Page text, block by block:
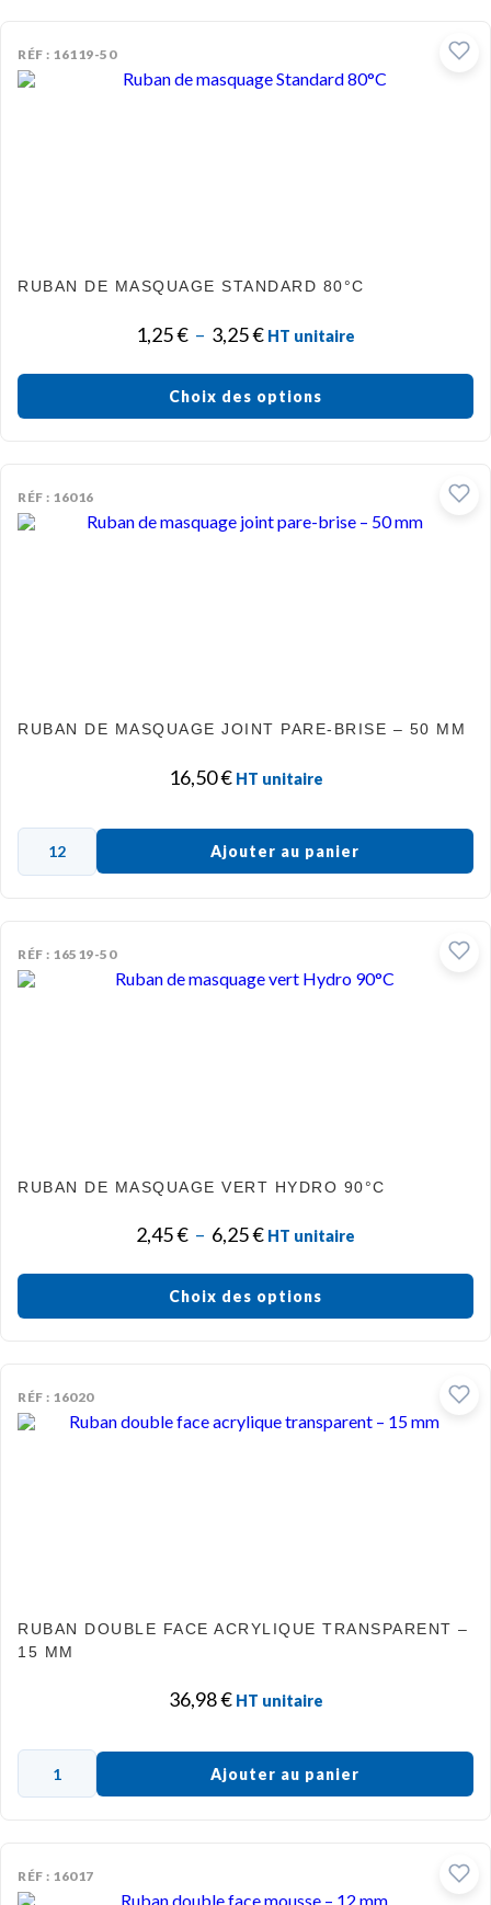
RÉF : 16119-50
RUBAN DE MASQUAGE STANDARD 80°C
1,25€ – 3,25€ HT unitaire
Choix des options
RÉF : 16016
RUBAN DE MASQUAGE JOINT PARE-BRISE – 50 MM
16,50€ HT unitaire
Ajouter au panier
RÉF : 16519-50
RUBAN DE MASQUAGE VERT HYDRO 90°C
2,45€ – 6,25€ HT unitaire
Choix des options
RÉF : 16020
RUBAN DOUBLE FACE ACRYLIQUE TRANSPARENT –
15 MM
36,98€ HT unitaire
Ajouter au panier
RÉF : 16017